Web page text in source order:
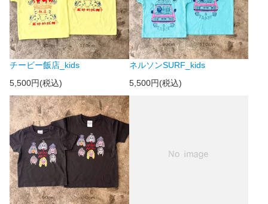
チービー飯店_kids
5,500円(税込)
ネルソンSURF_kids
5,500円(税込)